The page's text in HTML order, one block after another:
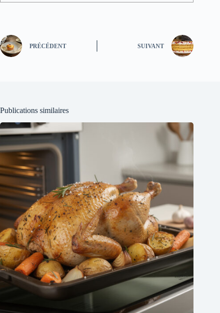
PRÉCÉDENT SUIVANT
Publications similaires